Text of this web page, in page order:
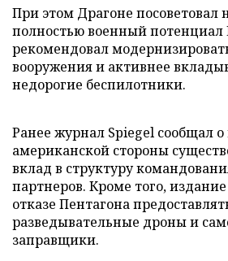
При этом Драгоне посоветовал
полностью военный
рекомендовал
вооружения и активнее
недорогие беспилотники.
Ранее журнал Spiegel сообщал
американской стороны
вклад в структуру
партнеров. Кроме того,
отказе Пентагона
разведывательные дроны и
заправщики.